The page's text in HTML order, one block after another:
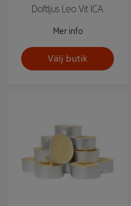
Doftljus Leo Vit ICA
Mer info
Välj butik